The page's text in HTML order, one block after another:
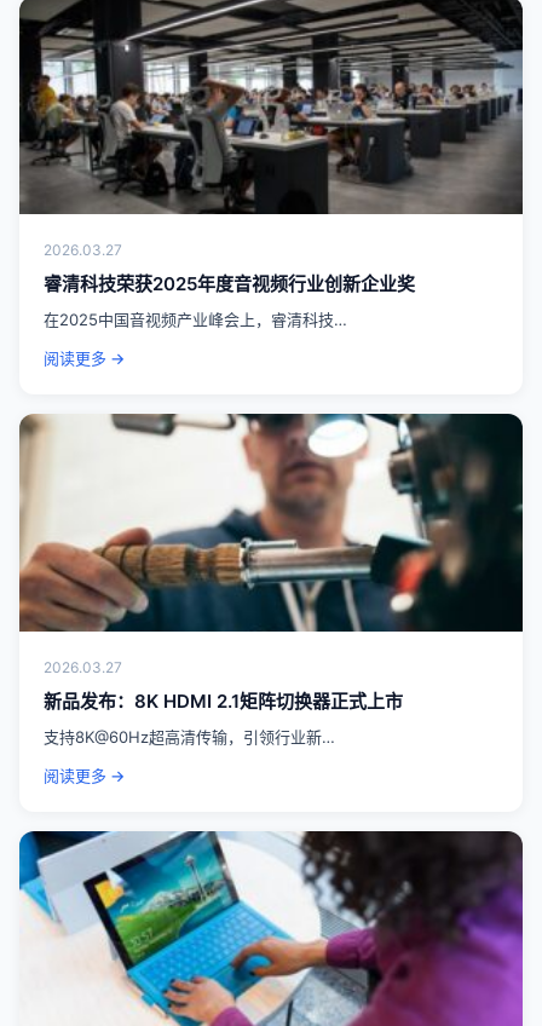
2026.03.27
睿清科技荣获2025年度音视频行业创新企业奖
在2025中国音视频产业峰会上，睿清科技…
阅读更多 →
2026.03.27
新品发布：8K HDMI 2.1矩阵切换器正式上市
支持8K@60Hz超高清传输，引领行业新…
阅读更多 →